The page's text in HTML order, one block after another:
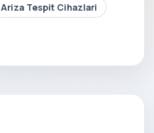
Ariza Tespit Cihazlari